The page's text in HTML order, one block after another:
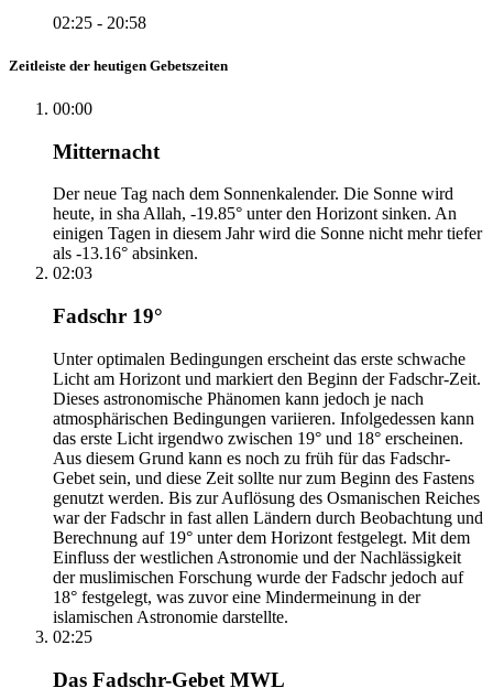
02:25 - 20:58
Zeitleiste der heutigen Gebetszeiten
00:00
Mitternacht
Der neue Tag nach dem Sonnenkalender. Die Sonne wird
heute, in sha Allah, -19.85° unter den Horizont sinken. An
einigen Tagen in diesem Jahr wird die Sonne nicht mehr tiefer
als -13.16° absinken.
02:03
Fadschr 19°
Unter optimalen Bedingungen erscheint das erste schwache
Licht am Horizont und markiert den Beginn der Fadschr-Zeit.
Dieses astronomische Phänomen kann jedoch je nach
atmosphärischen Bedingungen variieren. Infolgedessen kann
das erste Licht irgendwo zwischen 19° und 18° erscheinen.
Aus diesem Grund kann es noch zu früh für das Fadschr-
Gebet sein, und diese Zeit sollte nur zum Beginn des Fastens
genutzt werden. Bis zur Auflösung des Osmanischen Reiches
war der Fadschr in fast allen Ländern durch Beobachtung und
Berechnung auf 19° unter dem Horizont festgelegt. Mit dem
Einfluss der westlichen Astronomie und der Nachlässigkeit
der muslimischen Forschung wurde der Fadschr jedoch auf
18° festgelegt, was zuvor eine Mindermeinung in der
islamischen Astronomie darstellte.
02:25
Das Fadschr-Gebet MWL